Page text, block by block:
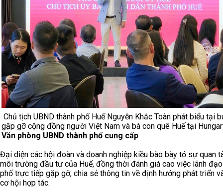
Chủ tịch UBND thành phố Huế Nguyễn Khắc Toàn phát biểu tại
gặp gỡ cộng đồng người Việt Nam và bà con quê Huế tại
Văn phòng UBND thành phố cung cấp
Đại diện các hội đoàn và doanh nghiệp kiều bào bày tỏ sự quan
môi trường đầu tư của Huế, đồng thời đánh giá cao việc lãnh
phố trực tiếp gặp gỡ, chia sẻ thông tin về định hướng phát triển
cơ hội hợp tác.